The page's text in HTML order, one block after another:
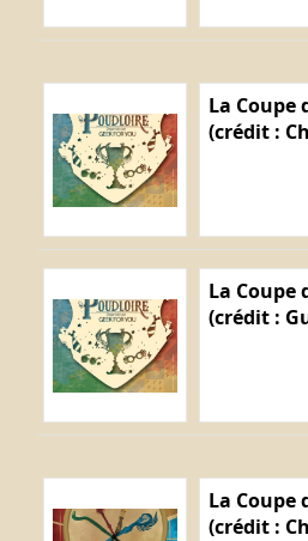
La Coupe
(crédit :
La Coupe
(crédit :
La Coupe
(crédit :